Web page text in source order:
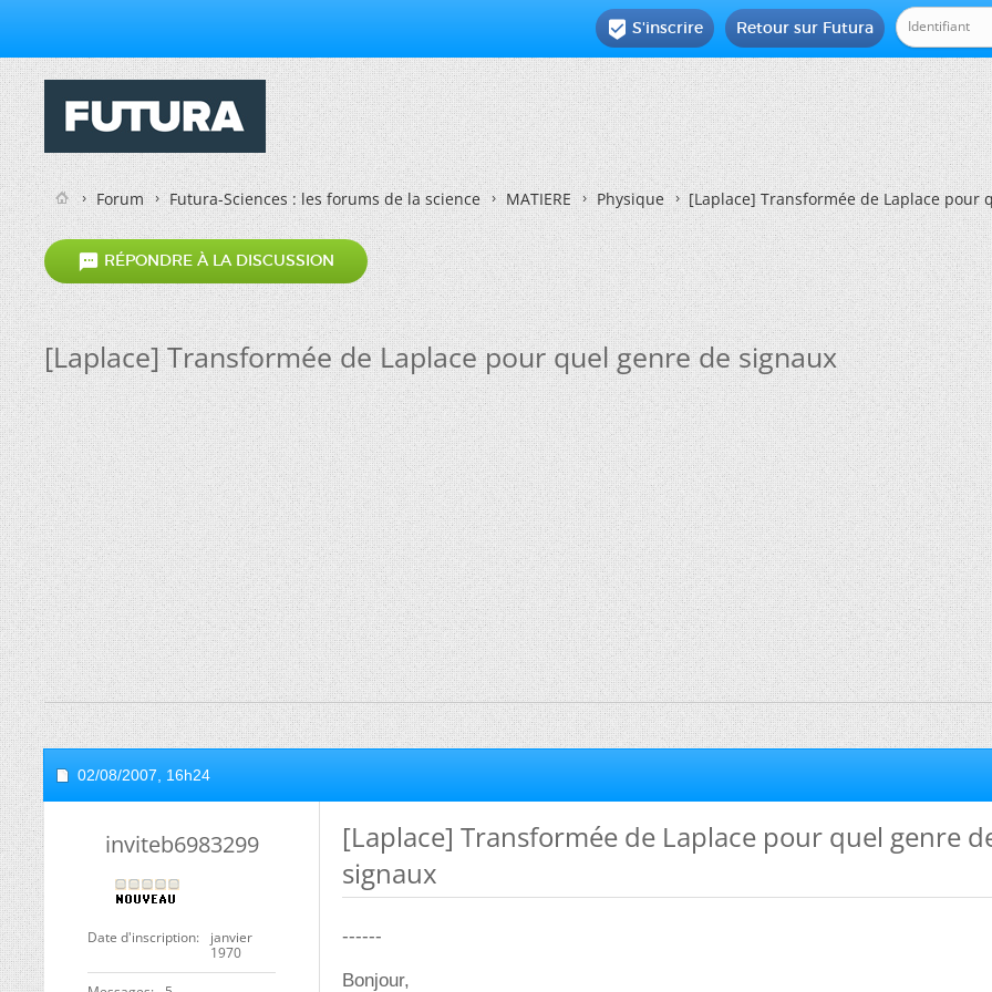
Retour sur Futura
 S'inscrire
Forum Futura-Sciences : les forums de la science MATIERE Physique [Laplace] Transformée de Laplace pour
 RÉPONDRE À LA DISCUSSION
[Laplace] Transformée de Laplace pour quel genre de signaux
02/08/2007, 16h24
inviteb6983299
Date d'inscription
janvier
1970
[Laplace] Transformée de Laplace pour quel genre
signaux
------
Bonjour,